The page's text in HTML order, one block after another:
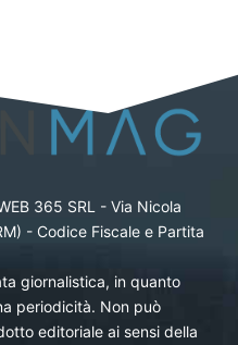
365 SRL - Via Nicola
- Codice Fiscale e Partita
giornalistica, in quanto
periodicità. Non può
editoriale ai sensi della